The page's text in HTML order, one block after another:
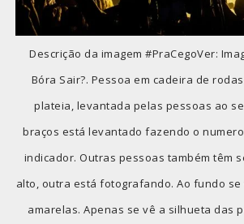
Descrição da imagem #PraCegoVer:
Bóra Sair?. Pessoa em cadeira de
plateia, levantada pelas pessoas ao
braços está levantado fazendo o
indicador. Outras pessoas também têm
alto, outra está fotografando. Ao fundo
amarelas. Apenas se vê a silhueta das